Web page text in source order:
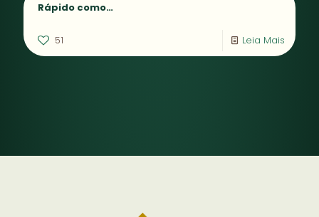
Rápido como…
51 Leia Mais